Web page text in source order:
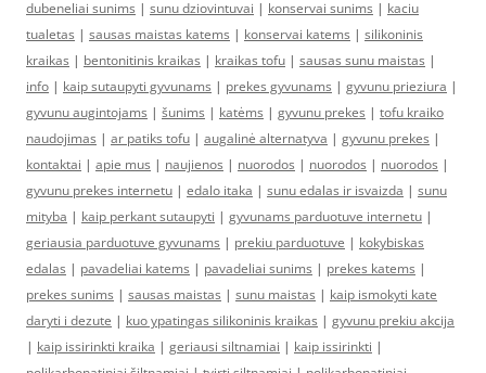
dubeneliai sunims | sunu dziovintuvai | konservai sunims | kaciu
tualetas | sausas maistas katems | konservai katems | silikoninis
kraikas | bentonitinis kraikas | kraikas tofu | sausas sunu maistas |
info | kaip sutaupyti gyvunams | prekes gyvunams | gyvunu prieziura |
gyvunu augintojams | šunims | katėms | gyvunu prekes | tofu kraiko
naudojimas | ar patiks tofu | augalinė alternatyva | gyvunu prekes |
kontaktai | apie mus | naujienos | nuorodos | nuorodos | nuorodos |
gyvunu prekes internetu | edalo itaka | sunu edalas ir isvaizda | sunu
mityba | kaip perkant sutaupyti | gyvunams parduotuve internetu |
geriausia parduotuve gyvunams | prekiu parduotuve | kokybiskas
edalas | pavadeliai katems | pavadeliai sunims | prekes katems |
prekes sunims | sausas maistas | sunu maistas | kaip ismokyti kate
daryti i dezute | kuo ypatingas silikoninis kraikas | gyvunu prekiu akcija
| kaip issirinkti kraika | geriausi siltnamiai | kaip issirinkti |